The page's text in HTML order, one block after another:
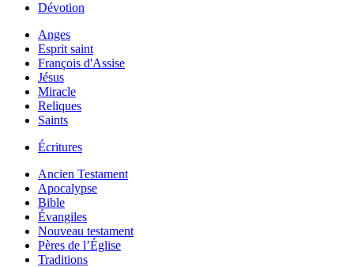
Dévotion
Anges
Esprit saint
François d'Assise
Jésus
Miracle
Reliques
Saints
Écritures
Ancien Testament
Apocalypse
Bible
Évangiles
Nouveau testament
Pères de l’Église
Traditions